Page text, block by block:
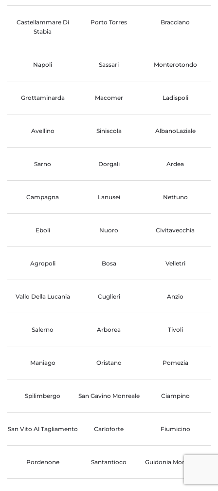
Castellammare Di
Stabia
Porto Torres Bracciano
Napoli Sassari Monterotondo
Grottaminarda Macomer Ladispoli
Avellino Siniscola AlbanoLaziale
Sarno Dorgali Ardea
Campagna Lanusei Nettuno
Eboli Nuoro Civitavecchia
Agropoli Bosa Velletri
Vallo Della Lucania Cuglieri Anzio
Salerno Arborea Tivoli
Maniago Oristano Pomezia
Spilimbergo San Gavino Monreale Ciampino
San Vito Al Tagliamento Carloforte Fiumicino
Pordenone Santantioco Guidonia Montecelio